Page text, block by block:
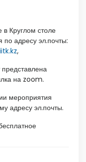
Круглом столе
по адресу эл.почты:
,
на zoom.
мероприятия
адресу эл.почты.